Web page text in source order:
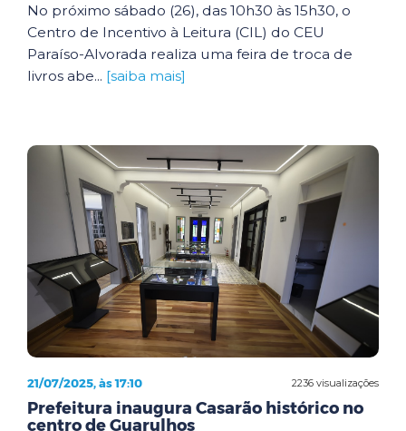
No próximo sábado (26), das 10h30 às 15h30, o
Centro de Incentivo à Leitura (CIL) do CEU
Paraíso-Alvorada realiza uma feira de troca de
livros abe... [saiba mais]
2236 visualizações
21/07/2025, às 17:10
Prefeitura inaugura Casarão histórico no
centro de Guarulhos